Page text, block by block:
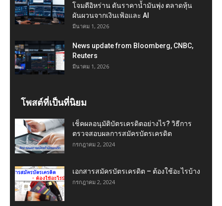
โจมตีอิหร่าน ดันราคาน้ำมันพุ่ง ตลาดหุ้น
ผันผวนจากเงินเฟ้อและ AI
มีนาคม 1, 2026
News update from Bloomberg, CNBC,
Reuters
มีนาคม 1, 2026
โพสต์ที่เป็นที่นิยม
เช็คผลอนุมัติบัตรเครดิตอย่างไร? วิธีการ
ตรวจสอบผลการสมัครบัตรเครดิต
กรกฎาคม 2, 2024
เอกสารสมัครบัตรเครดิต – ต้องใช้อะไรบ้าง
กรกฎาคม 2, 2024